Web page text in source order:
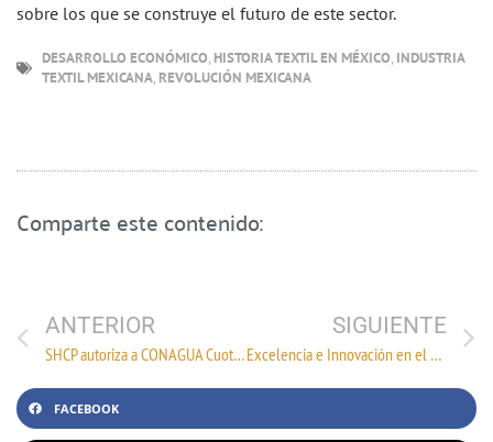
sobre los que se construye el futuro de este sector.
DESARROLLO ECONÓMICO, HISTORIA TEXTIL EN MÉXICO, INDUSTRIA
TEXTIL MEXICANA, REVOLUCIÓN MEXICANA
Comparte este contenido:
FACEBOOK
ANTERIOR
SHCP autoriza a CONAGUA Cuotas por m³ para la determinación y pago de la Cuota de garantía de no caducidad de derechos de aguas nacionales
SIGUIENTE
Excelencia e Innovación en el Tratamiento de Aguas: Trayectoria y Compromiso de IDROSISTEM Energy